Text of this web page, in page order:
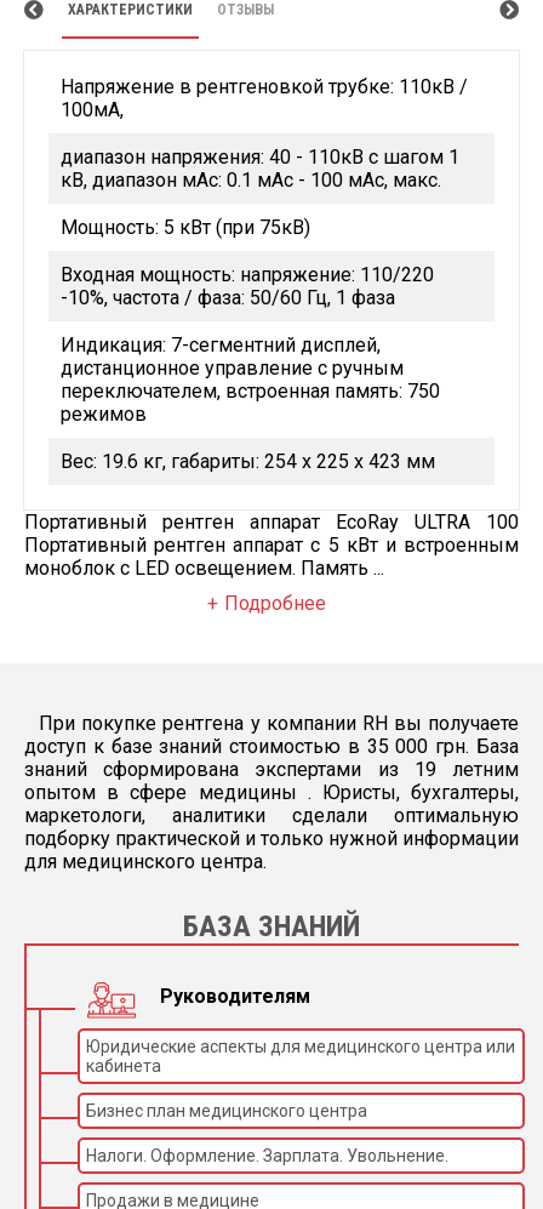
ХАРАКТЕРИСТИКИ ОТЗЫВЫ
Напряжение в рентгеновкой трубке: 110кВ /
100мА,
диапазон напряжения: 40 - 110кВ с шагом 1
кВ, диапазон мАс: 0.1 мАс - 100 мАс, макс.
Мощность: 5 кВт (при 75кВ)
Входная мощность: напряжение: 110/220
-10%, частота / фаза: 50/60 Гц, 1 фаза
Индикация: 7-сегментний дисплей,
дистанционное управление с ручным
переключателем, встроенная память: 750
режимов
Вес: 19.6 кг, габариты: 254 х 225 х 423 мм
Портативный рентген аппарат EcoRay ULTRA 100
Портативный рентген аппарат с 5 кВт и встроенным
моноблок с LED освещением. Память ...
Подробнее
При покупке рентгена у компании RH вы получаете
доступ к базе знаний стоимостью в 35 000 грн. База
знаний сформирована экспертами из 19 летним
опытом в сфере медицины . Юристы, бухгалтеры,
маркетологи, аналитики сделали оптимальную
подборку практической и только нужной информации
для медицинского центра.
БАЗА ЗНАНИЙ
Руководителям
Юридические аспекты для медицинского центра или
кабинета
Бизнес план медицинского центра
Налоги. Оформление. Зарплата. Увольнение.
Продажи в медицине